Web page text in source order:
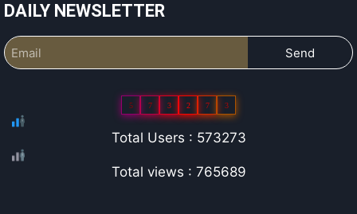
DAILY NEWSLETTER
Send
5 7 3 2 7 3
Total Users : 573273
Total views : 765689